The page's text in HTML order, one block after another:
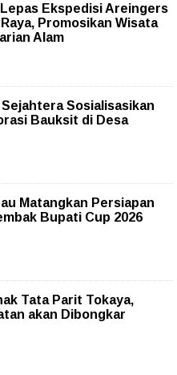
Ekspedisi Areingers
Promosikan Wisata
Alam
Sosialisasikan
Bauksit di Desa
Matangkan Persiapan
Bupati Cup 2026
Tata Parit Tokaya,
akan Dibongkar